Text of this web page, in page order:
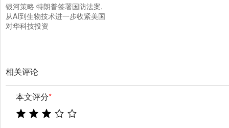
银河策略 特朗普签署国防法案,
从AI到生物技术进一步收紧美国
对华科技投资
相关评论
本文评分*